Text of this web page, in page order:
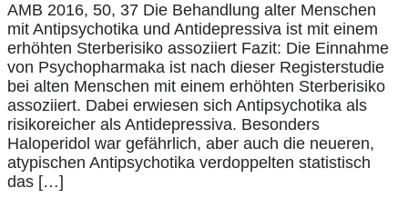
AMB 2016, 50, 37 Die Behandlung alter Menschen
mit Antipsychotika und Antidepressiva ist mit einem
erhöhten Sterberisiko assoziiert Fazit: Die Einnahme
von Psychopharmaka ist nach dieser Registerstudie
bei alten Menschen mit einem erhöhten Sterberisiko
assoziiert. Dabei erwiesen sich Antipsychotika als
risikoreicher als Antidepressiva. Besonders
Haloperidol war gefährlich, aber auch die neueren,
atypischen Antipsychotika verdoppelten statistisch
das […]